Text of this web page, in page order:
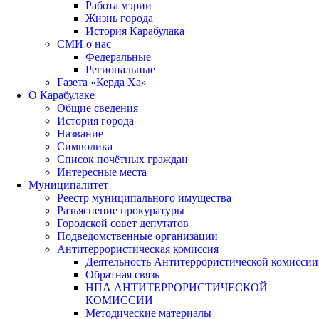
Работа мэрии
Жизнь города
История Карабулака
СМИ о нас
Федеральные
Региональные
Газета «Керда Ха»
О Карабулаке
Общие сведения
История города
Название
Символика
Список почётных граждан
Интересные места
Муниципалитет
Реестр муниципального имущества
Разъяснение прокуратуры
Городской совет депутатов
Подведомственные организации
Антитеррористическая комиссия
Деятельность Антитеррористической комиссии
Обратная связь
НПА АНТИТЕРРОРИСТИЧЕСКОЙ
КОМИССИИ
Методические материалы